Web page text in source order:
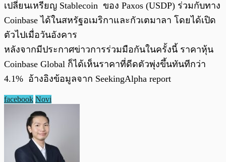
เปลี่ยนเหรียญ Stablecoin ของ Paxos (USDP) ร่วมกับทาง
Coinbase ได้ในสหรัฐอเมริกาและกัวเตมาลา โดยได้เปิด
ตัวไปเมื่อวันอังคาร
หลังจากมีประกาศข่าวการร่วมมือกันในครั้งนี้ ราคาหุ้น
Coinbase Global ก็ได้เห็นราคาที่ดีดตัวพุ่งขึ้นทันทีกว่า
4.1% อ้างอิงข้อมูลจาก SeekingAlpha report
facebook Novi